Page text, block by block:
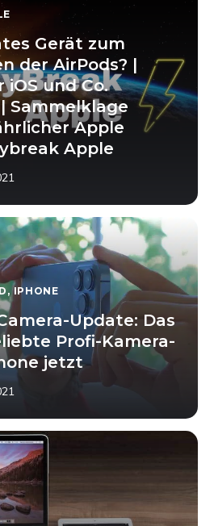
Gerät zum
der AirPods? |
und Co.
Sammelklage
Apple
Apple
,IPHONE
Update: Das
Profi-Kamera-
jetzt